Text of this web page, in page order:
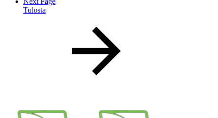
Tulosta